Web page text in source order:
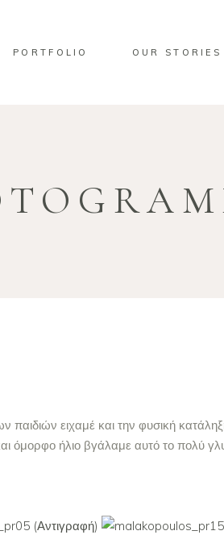
PORTFOLIO OUR STORIES
παιδιών ειχαμέ και την φυσική
όμορφο ήλιο βγάλαμε αυτό το πολύ